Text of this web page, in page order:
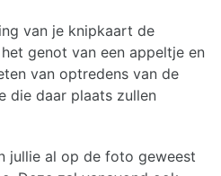
van je knipkaart de
genot van een appeltje en
van optredens van de
die daar plaats zullen
jullie al op de foto geweest